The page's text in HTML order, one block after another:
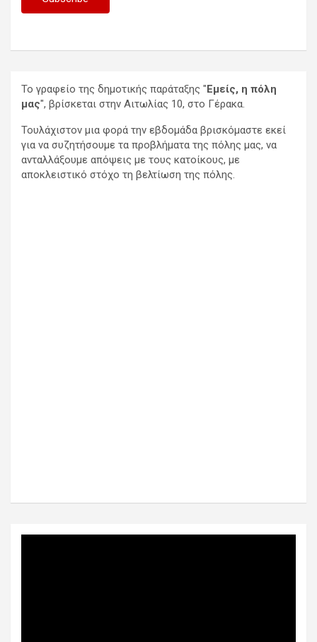
Το γραφείο της δημοτικής παράταξης " Εμείς, η πόλη
μας", βρίσκεται στην Αιτωλίας 10, στο Γέρακα.
Τουλάχιστον μια φορά την εβδομάδα βρισκόμαστε εκεί
για να συζητήσουμε τα προβλήματα της πόλης μας, να
ανταλλάξουμε απόψεις με τους κατοίκους, με
αποκλειστικό στόχο τη βελτίωση της πόλης.